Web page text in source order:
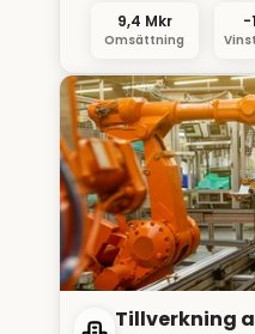
9,4 Mkr
Omsättning
-
Tillverkning